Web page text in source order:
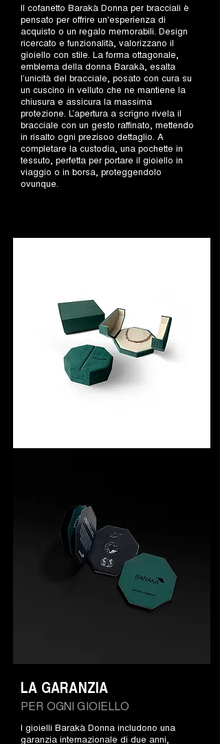
Il cofanetto Barakà Donna per bracciali è
pensato per offrire un'esperienza di
acquisto o un regalo memorabili. Design
ricercato e funzionalità, valorizzano il
gioiello con stile. La forma ottagonale,
emblema della donna Barakà, esalta
l’unicità del bracciale, posato con cura su
un cuscino in velluto che ne mantiene la
chiusura e assicura la massima
protezione. L’apertura a scrigno rivela il
bracciale con un gesto raffinato, mettendo
in risalto ogni prezisoo dettaglio. A
completare la custodia, una pochette in
tessuto, perfetta per portare il gioiello in
viaggio o in borsa, proteggendolo
ovunque.
PER OGNI GIOIELLO
LA GARANZIA
I gioielli Barakà Donna includono una
garanzia internazionale di due anni,